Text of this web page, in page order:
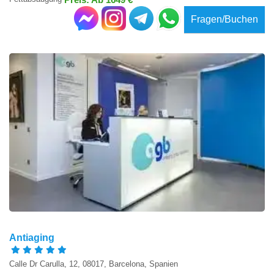
Fragen/Buchen
Antiaging
Calle Dr Carulla, 12, 08017, Barcelona, Spanien